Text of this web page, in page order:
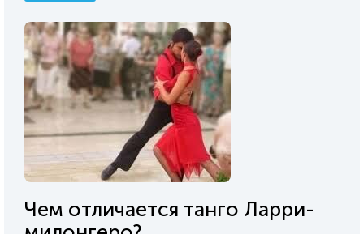
Чем отличается танго Ларри-